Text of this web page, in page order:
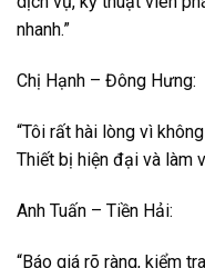
nhanh.”
Chị Hạnh – Đông Hưng:
“Tôi rất hài lòng vì
Thiết bị hiện đại và làm
Anh Tuấn – Tiền Hải:
“Báo giá rõ ràng, kiểm